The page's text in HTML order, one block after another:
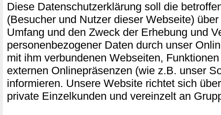
Diese Datenschutzerklärung soll die
(Besucher und Nutzer dieser Webseite)
Umfang und den Zweck der Erhebung und
personenbezogener Daten durch unser
mit ihm verbundenen Webseiten,
externen Onlinepräsenzen (wie z.B. unser
informieren. Unsere Website richtet sich
private Einzelkunden und vereinzelt an